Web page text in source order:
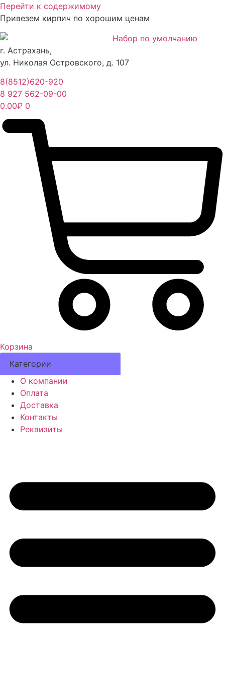
Перейти к содержимому
Привезем кирпич по хорошим ценам
г. Астрахань,
ул. Николая Островского, д. 107
8(8512)620-920
8 927 562-09-00
0.00₽ 0
Корзина
Категории
О компании
Оплата
Доставка
Контакты
Реквизиты